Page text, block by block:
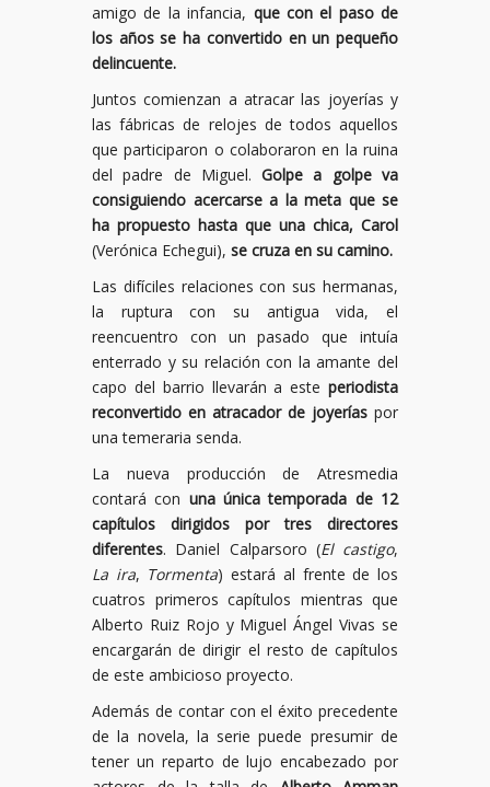
amigo de la infancia, que con el paso de
los años se ha convertido en un pequeño
delincuente.
Juntos comienzan a atracar las joyerías y
las fábricas de relojes de todos aquellos
que participaron o colaboraron en la ruina
del padre de Miguel.Golpe a golpe va
consiguiendo acercarse a la meta que se
ha propuesto hasta que una chica, Carol
(Verónica Echegui), se cruza en su camino.
Las difíciles relaciones con sus hermanas,
la ruptura con su antigua vida, el
reencuentro con un pasado que intuía
enterrado y su relación con la amante del
capo del barrio llevarán a este periodista
reconvertido en atracador de joyerías por
una temeraria senda.
La nueva producción de Atresmedia
contará con una única temporada de 12
capítulos dirigidos por tres directores
diferentes. Daniel Calparsoro (El castigo,
La ira, Tormenta) estará al frente de los
cuatros primeros capítulos mientras que
Alberto Ruiz Rojo y Miguel Ángel Vivas se
encargarán de dirigir el resto de capítulos
de este ambicioso proyecto.
Además de contar con el éxito precedente
de la novela, la serie puede presumir de
tener un reparto de lujo encabezado por